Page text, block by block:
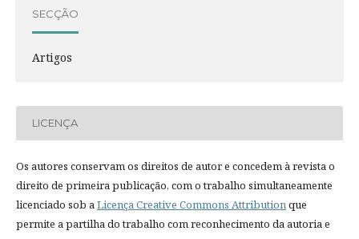
SECÇÃO
Artigos
LICENÇA
Os autores conservam os direitos de autor e concedem à revista o
direito de primeira publicação, com o trabalho simultaneamente
licenciado sob aLicença Creative Commons Attributionque
permite a partilha do trabalho com reconhecimento da autoria e